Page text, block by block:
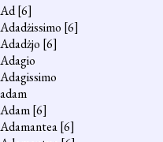
Ad[6]
Adadżissimo [6]
Adadżjo [6]
Adagio
Adagissimo
adam
Adam[6]
Adamantea[6]